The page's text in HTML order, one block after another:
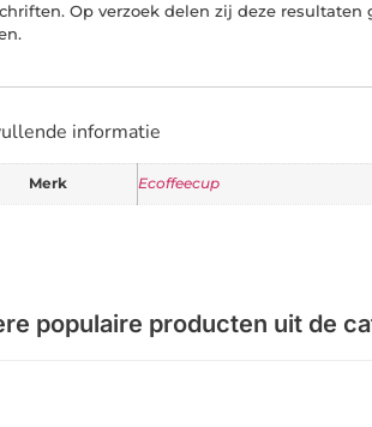
Op verzoek delen zij deze resultaten
informatie
Merk Ecoffeecup
populaire producten uit de